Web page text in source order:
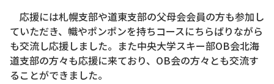
応援には札幌支部や道東支部の父母会会員の方も参加し
ていただき、幟やポンポンを持ちコースにちらばりながら
も交流し応援しました。また中央大学スキー部OB会北海
道支部の方々も応援に来ており、OB会の方々とも交流す
ることができました。